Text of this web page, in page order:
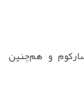
و هم‌چنین